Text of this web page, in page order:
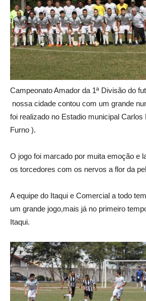
Campeonato Amador da 1ª Divisão do
nossa cidade contou com um grande
foi realizado no Estadio municipal Carlos
Furno ).
O jogo foi marcado por muita emoção e
os torcedores com os nervos a flor da
A equipe do Itaqui e Comercial a todo
um grande jogo,mais já no primeiro
Itaqui.